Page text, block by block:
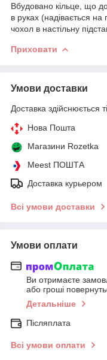
Вбудовано кільце, що
в руках (надівається на
чохол в настільну
Приховати
Умови доставки
Доставка здійснюється
Нова Пошта
Магазини Rozetka
Meest ПОШТА
Доставка курьером
Всі умови доставки
Умови оплати
Ви отримаєте
або гроші
Детальніше
Післяплата
Всі умови оплати